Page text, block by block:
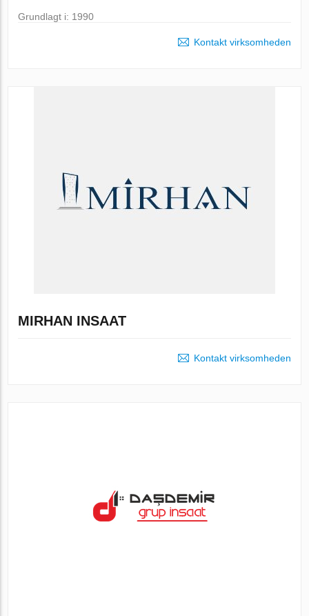
Grundlagt i: 1990
Kontakt virksomheden
MIRHAN INSAAT
Kontakt virksomheden